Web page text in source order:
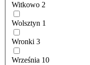
Witkowo 2
Wolsztyn 1
Wronki 3
Września 10